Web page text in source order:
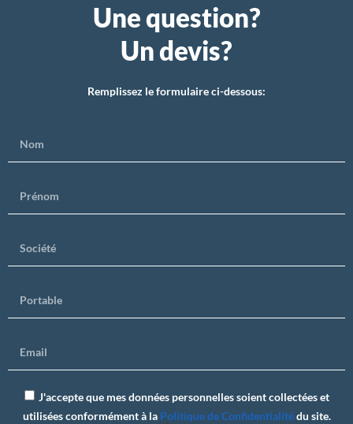
Une question?
Un devis?
Remplissez le formulaire ci-dessous:
J'accepte que mes données personnelles soient collectées et
utilisées conformément à la Politique de Confidentialitédu site.